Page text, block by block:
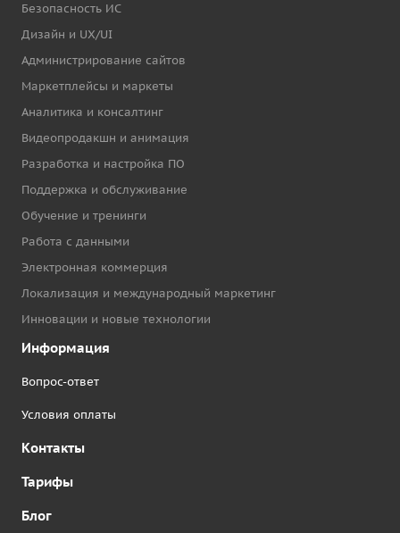
Безопасность ИС
Дизайн и UX/UI
Администрирование сайтов
Маркетплейсы и маркеты
Аналитика и консалтинг
Видеопродакшн и анимация
Разработка и настройка ПО
Поддержка и обслуживание
Обучение и тренинги
Работа с данными
Электронная коммерция
Локализация и международный маркетинг
Инновации и новые технологии
Информация
Вопрос-ответ
Условия оплаты
Контакты
Тарифы
Блог